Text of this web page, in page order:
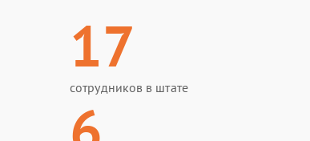
17
сотрудников в штате